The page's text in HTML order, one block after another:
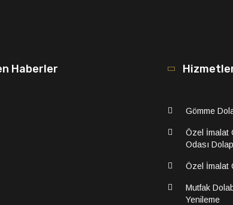
Haberler
Gömme
Özel İmalat
Odası
Özel İmalat
Mutfak
Yenileme